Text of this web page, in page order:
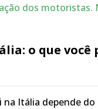
dos motoristas.
o que você
Itália depende